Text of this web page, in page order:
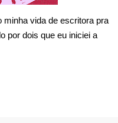
vida de escritora pra
por dois que eu iniciei a